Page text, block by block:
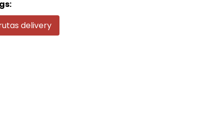
delivery